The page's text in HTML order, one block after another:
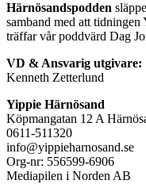
Härnösandspodden
samband med att
träffar vår poddvärd Dag
VD & Ansvarig utgivare:
Kenneth Zetterlund
Yippie Härnösand
Köpmangatan 12 A
0611-511320
info@yippieharnosand.se
Org-nr: 556599-6906
Mediapilen i Norden AB